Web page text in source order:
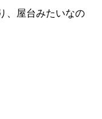
、屋台みたいなの